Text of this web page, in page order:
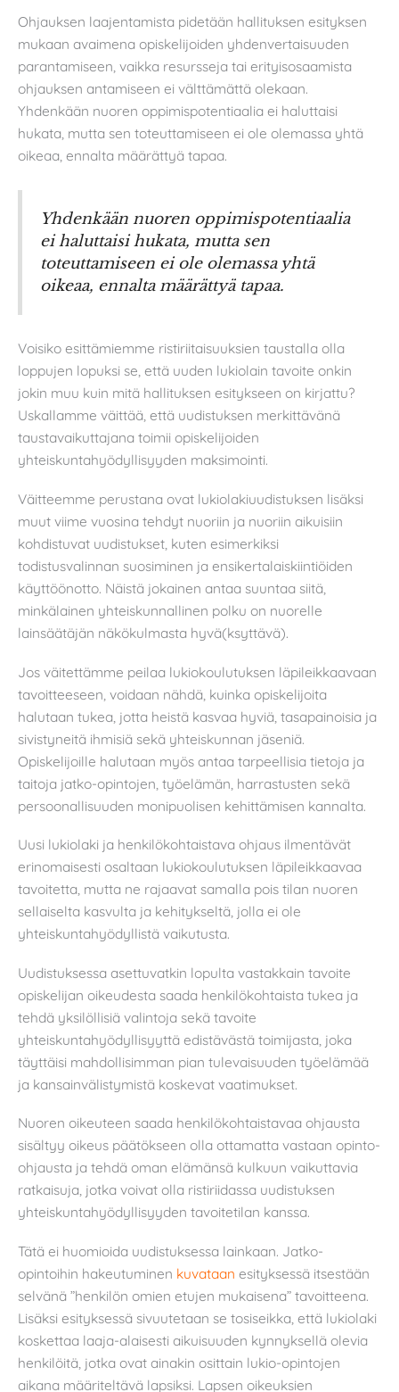
Ohjauksen laajentamista pidetään hallituksen esityksen
mukaan avaimena opiskelijoiden yhdenvertaisuuden
parantamiseen, vaikka resursseja tai erityisosaamista
ohjauksen antamiseen ei välttämättä olekaan.
Yhdenkään nuoren oppimispotentiaalia ei haluttaisi
hukata, mutta sen toteuttamiseen ei ole olemassa yhtä
oikeaa, ennalta määrättyä tapaa.
Yhdenkään nuoren oppimispotentiaalia
ei haluttaisi hukata, mutta sen
toteuttamiseen ei ole olemassa yhtä
oikeaa, ennalta määrättyä tapaa.
Voisiko esittämiemme ristiriitaisuuksien taustalla olla
loppujen lopuksi se, että uuden lukiolain tavoite onkin
jokin muu kuin mitä hallituksen esitykseen on kirjattu?
Uskallamme väittää, että uudistuksen merkittävänä
taustavaikuttajana toimii opiskelijoiden
yhteiskuntahyödyllisyyden maksimointi.
Väitteemme perustana ovat lukiolakiuudistuksen lisäksi
muut viime vuosina tehdyt nuoriin ja nuoriin aikuisiin
kohdistuvat uudistukset, kuten esimerkiksi
todistusvalinnan suosiminen ja ensikertalaiskiintiöiden
käyttöönotto. Näistä jokainen antaa suuntaa siitä,
minkälainen yhteiskunnallinen polku on nuorelle
lainsäätäjän näkökulmasta hyvä(ksyttävä).
Jos väitettämme peilaa lukiokoulutuksen läpileikkaavaan
tavoitteeseen, voidaan nähdä, kuinka opiskelijoita
halutaan tukea, jotta heistä kasvaa hyviä, tasapainoisia ja
sivistyneitä ihmisiä sekä yhteiskunnan jäseniä.
Opiskelijoille halutaan myös antaa tarpeellisia tietoja ja
taitoja jatko-opintojen, työelämän, harrastusten sekä
persoonallisuuden monipuolisen kehittämisen kannalta.
Uusi lukiolaki ja henkilökohtaistava ohjaus ilmentävät
erinomaisesti osaltaan lukiokoulutuksen läpileikkaavaa
tavoitetta, mutta ne rajaavat samalla pois tilan nuoren
sellaiselta kasvulta ja kehitykseltä, jolla ei ole
yhteiskuntahyödyllistä vaikutusta.
Uudistuksessa asettuvatkin lopulta vastakkain tavoite
opiskelijan oikeudesta saada henkilökohtaista tukea ja
tehdä yksilöllisiä valintoja sekä tavoite
yhteiskuntahyödyllisyyttä edistävästä toimijasta, joka
täyttäisi mahdollisimman pian tulevaisuuden työelämää
ja kansainvälistymistä koskevat vaatimukset.
Nuoren oikeuteen saada henkilökohtaistavaa ohjausta
sisältyy oikeus päätökseen olla ottamatta vastaan opinto-
ohjausta ja tehdä oman elämänsä kulkuun vaikuttavia
ratkaisuja, jotka voivat olla ristiriidassa uudistuksen
yhteiskuntahyödyllisyyden tavoitetilan kanssa.
Tätä ei huomioida uudistuksessa lainkaan. Jatko-
opintoihin hakeutuminen kuvataan esityksessä itsestään
selvänä ”henkilön omien etujen mukaisena” tavoitteena.
Lisäksi esityksessä sivuutetaan se tosiseikka, että lukiolaki
koskettaa laaja-alaisesti aikuisuuden kynnyksellä olevia
henkilöitä, jotka ovat ainakin osittain lukio-opintojen
aikana määriteltävä lapsiksi. Lapsen oikeuksien